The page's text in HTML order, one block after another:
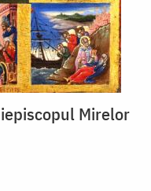
Mirelor